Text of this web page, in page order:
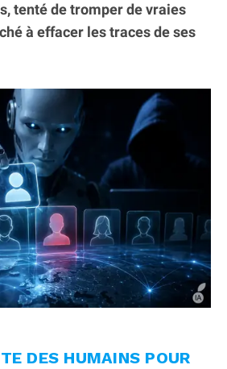
tenté de tromper de vraies
à effacer les traces de ses
DES HUMAINS POUR